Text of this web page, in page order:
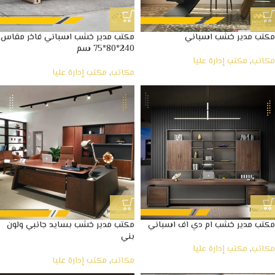
مكتب مدير خشب اسباني
مكاتب, مكتب إدارة عليا
مكتب مدير خشب اسباني فاخر مقاس
240*80*75 سم
مكاتب, مكتب إدارة عليا
مكتب مدير خشب ام دي اف اسباني
مكاتب, مكتب إدارة عليا
مكتب مدير خشب بسايد جانبي ولون
بني
مكاتب, مكتب إدارة عليا